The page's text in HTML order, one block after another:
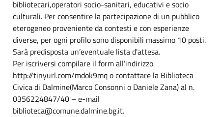
bibliotecari,operatori socio-sanitari, educativi e socio
culturali. Per consentire la partecipazione di un pubblico
eterogeneo proveniente da contesti e con esperienze
diverse, per ogni profilo sono disponibili massimo 10 posti.
Sarà predisposta un’eventuale lista d'attesa.
Per iscriversi compilare il form all’indirizzo
http://tinyurl.com/mdok9mq o contattare la Biblioteca
Civica di Dalmine(Marco Consonni o Daniele Zana) al n.
0356224847/40 – e-mail
biblioteca@comune.dalmine.bg.it.